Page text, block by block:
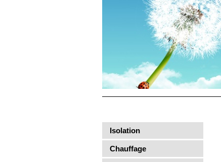
Isolation
Chauffage